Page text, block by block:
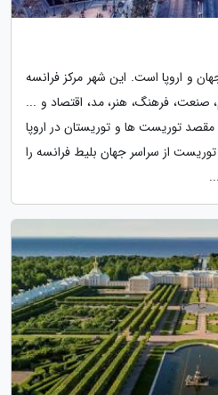
و اروپا است. این شهر مرکز فرانسه
صنعت، فرهنگ، هنر، مد، اقتصاد و ...
توریست ها و توریستان در اروپا
بیش از 45 میلیون توریست از سراسر جهان بلیط فرانسه را